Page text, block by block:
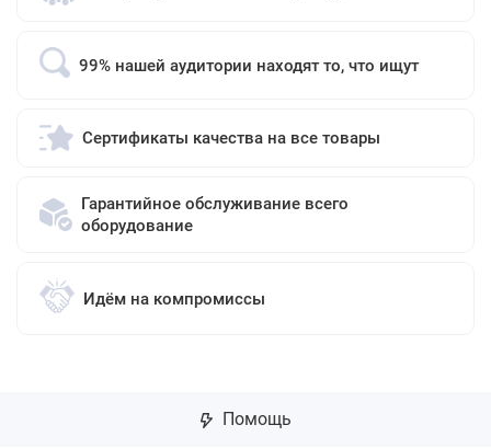
99% нашей аудитории находят то, что ищут
Сертификаты качества на все товары
Гарантийное обслуживание всего
оборудование
Идём на компромиссы
Помощь